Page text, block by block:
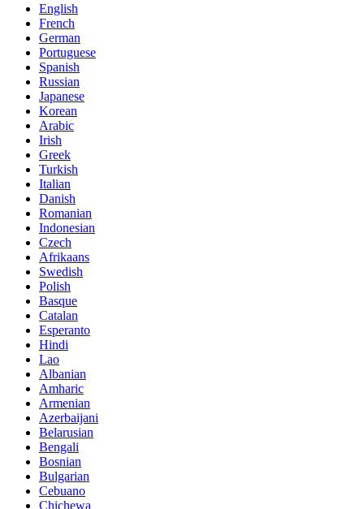
English
French
German
Portuguese
Spanish
Russian
Japanese
Korean
Arabic
Irish
Greek
Turkish
Italian
Danish
Romanian
Indonesian
Czech
Afrikaans
Swedish
Polish
Basque
Catalan
Esperanto
Hindi
Lao
Albanian
Amharic
Armenian
Azerbaijani
Belarusian
Bengali
Bosnian
Bulgarian
Cebuano
Chichewa